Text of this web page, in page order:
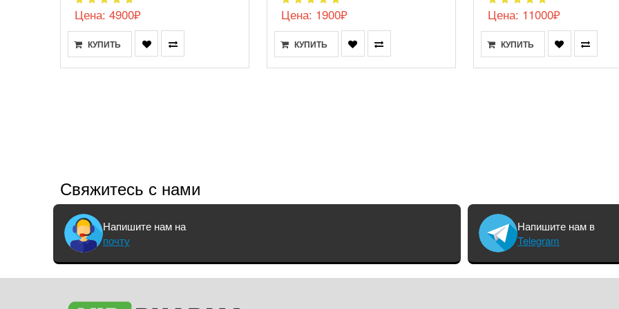
Цена: 4900₽
КУПИТЬ
Цена: 1900₽
КУПИТЬ
Цена: 11000₽
КУПИТЬ
Свяжитесь с нами
Напишите нам на
почту
Напишите нам в
Telegram